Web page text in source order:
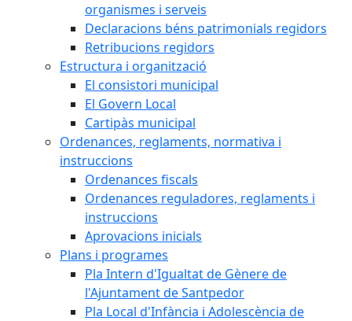
organismes i serveis
Declaracions béns patrimonials regidors
Retribucions regidors
Estructura i organització
El consistori municipal
El Govern Local
Cartipàs municipal
Ordenances, reglaments, normativa i
instruccions
Ordenances fiscals
Ordenances reguladores, reglaments i
instruccions
Aprovacions inicials
Plans i programes
Pla Intern d'Igualtat de Gènere de
l'Ajuntament de Santpedor
Pla Local d'Infància i Adolescència de